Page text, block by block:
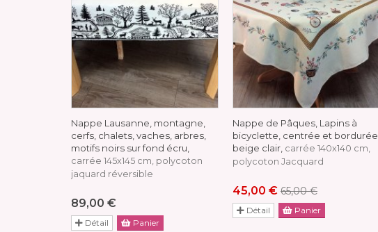
Nappe Lausanne, montagne,
cerfs, chalets, vaches, arbres,
motifs noirs sur fond écru,
carrée 145x145 cm, polycoton
jaquard réversible
89,00 €
Détail Panier
Nappe de Pâques, Lapins à
bicyclette, centrée et bordurée,
beige clair, carrée 140x140 cm,
polycoton Jacquard
45,00 € 65,00 €
Détail Panier